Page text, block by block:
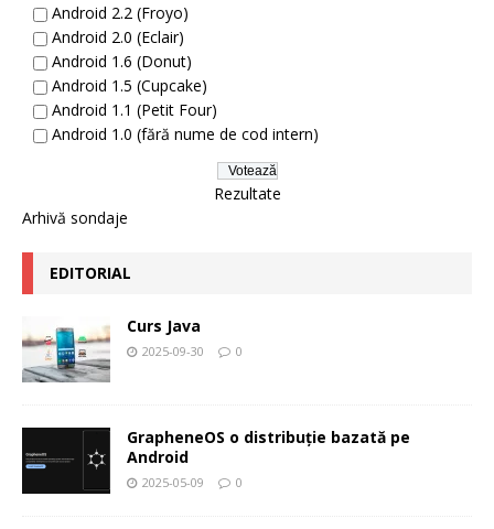
Android 2.2 (Froyo)
Android 2.0 (Eclair)
Android 1.6 (Donut)
Android 1.5 (Cupcake)
Android 1.1 (Petit Four)
Android 1.0 (fără nume de cod intern)
Rezultate
Arhivă sondaje
EDITORIAL
Curs Java
2025-09-30 0
GrapheneOS o distribuție bazată pe
Android
2025-05-09 0